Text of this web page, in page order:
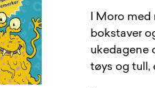
I Moro
bokstaver
ukedagene
tøys og tull,